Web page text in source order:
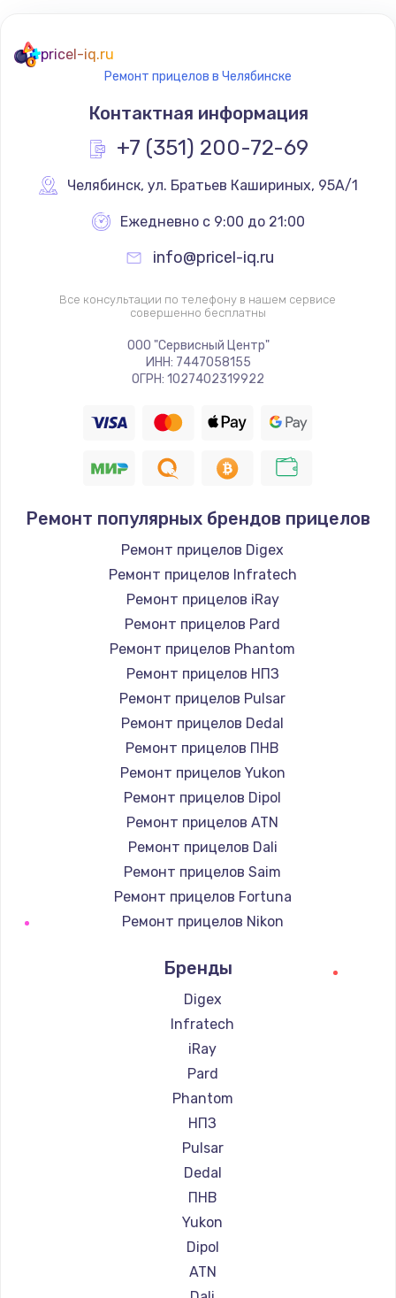
pricel-iq.ru
Ремонт прицелов в Челябинске
Контактная информация
+7 (351) 200-72-69
Челябинск, ул. Братьев Кашириных, 95А/1
Ежедневно с 9:00 до 21:00
info@pricel-iq.ru
Все консультации по телефону в нашем сервисе
совершенно бесплатны
ООО "Сервисный Центр"
ИНН: 7447058155
ОГРН: 1027402319922
Ремонт популярных брендов прицелов
Ремонт прицелов Digex
Ремонт прицелов Infratech
Ремонт прицелов iRay
Ремонт прицелов Pard
Ремонт прицелов Phantom
Ремонт прицелов НПЗ
Ремонт прицелов Pulsar
Ремонт прицелов Dedal
Ремонт прицелов ПНВ
Ремонт прицелов Yukon
Ремонт прицелов Dipol
Ремонт прицелов ATN
Ремонт прицелов Dali
Ремонт прицелов Saim
Ремонт прицелов Fortuna
Ремонт прицелов Nikon
Ремонт прицелов Nikko
Ремонт прицелов Artelv
Ремонт прицелов Hakko
Ремонт прицелов HALES
Ремонт прицелов Leica
Ремонт прицелов Vector Optics
Ремонт прицелов Carl Zeiss
Ремонт прицелов Zeiss
Ремонт прицелов AGM Global Vision
Ремонт прицелов Pilad
Ремонт прицелов Arkon
Ремонт прицелов ANYSMART
Ремонт прицелов FLIR
Ремонт прицелов Venox
Бренды
Digex
Infratech
iRay
Pard
Phantom
НПЗ
Pulsar
Dedal
ПНВ
Yukon
Dipol
ATN